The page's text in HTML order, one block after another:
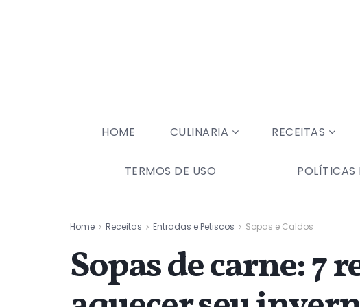
HOME CULINARIA RECEITAS
TERMOS DE USO POLÍTICAS
Home Receitas Entradas e Petiscos Sopas e Caldos
Sopas de carne: 7